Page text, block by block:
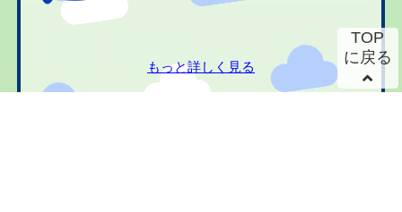
もっと詳しく見る
TOP
に戻る